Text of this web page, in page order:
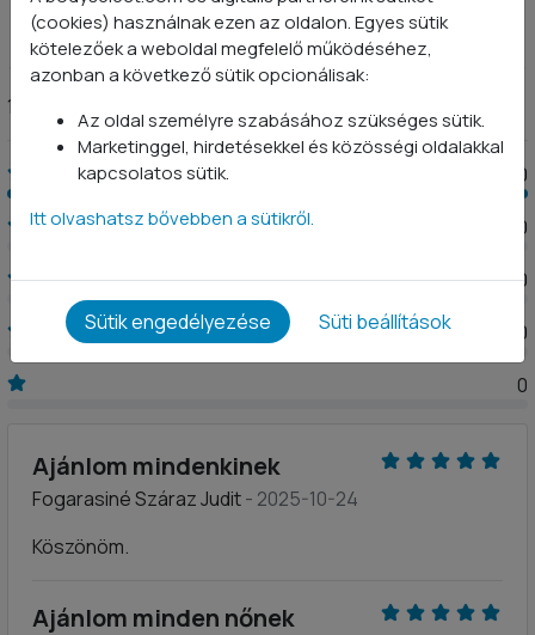
5
10 értékelés
10
0
0
0
0
Ajánlom mindenkinek
Fogarasiné Száraz Judit- 2025-10-24
Köszönöm.
Ajánlom minden nőnek
(cookies) használnak ezen az oldalon. Egyes sütik
kötelezőek a weboldal megfelelő működéséhez,
azonban a következő sütik opcionálisak:
Az oldal személyre szabásához szükséges sütik.
Marketinggel, hirdetésekkel és közösségi oldalakkal
kapcsolatos sütik.
Itt olvashatsz bővebben a sütikről.
Sütik engedélyezése Süti beállítások